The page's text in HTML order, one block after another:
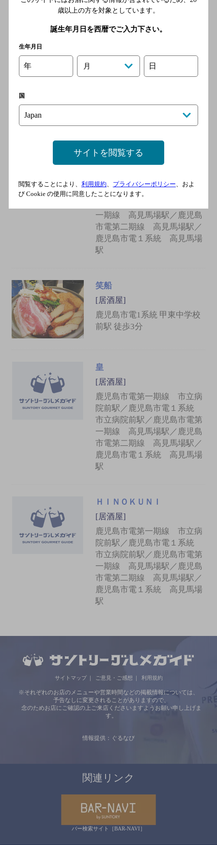
黒豚しゃぶ処 まえだ
[居酒屋]
院前駅／鹿児島市電１系統
市立病院前駅／鹿児島市電第
鹿児島市電１系統 高見馬場
味膳まさむね 雅宗
[居酒屋]
鹿児島市電第一期線 市立病
院前駅／鹿児島市電１系統
一期線 高見馬場駅／鹿児島
市電第二期線 高見馬場駅／
鹿児島市電１系統 高見馬場
駅
笑船
[居酒屋]
鹿児島市電1系統 甲東中学校
前駅 徒歩3分
皇
[居酒屋]
鹿児島市電第一期線 市立病
院前駅／鹿児島市電１系統
市立病院前駅／鹿児島市電第
一期線 高見馬場駅／鹿児島
市電第二期線 高見馬場駅／
鹿児島市電１系統 高見馬場
駅
ＨＩＮＯＫＵＮＩ
[居酒屋]
鹿児島市電第一期線 市立病
院前駅／鹿児島市電１系統
市立病院前駅／鹿児島市電第
一期線 高見馬場駅／鹿児島
市電第二期線 高見馬場駅／
鹿児島市電１系統 高見馬場
駅
サイトマップ ご意見・ご感想 利用規約
※それぞれのお店のメニューや営業時間などの掲載情報については、
予告なしに変更されることがありますので、
念のためお店にご確認の上ご来店くださいますようお願い申し上げま
す。
情報提供：ぐるなび
関連リンク
バー検索サイト［BAR-NAVI］
歳以上の方を対象としています。
誕生年月日を西暦でご入力下さい。
生年月日
年 月 日
国
サイトを閲覧する
閲覧することにより、 利用規約 プライバシーポリシー 、およ
び Cookie の使用に同意したことになります。